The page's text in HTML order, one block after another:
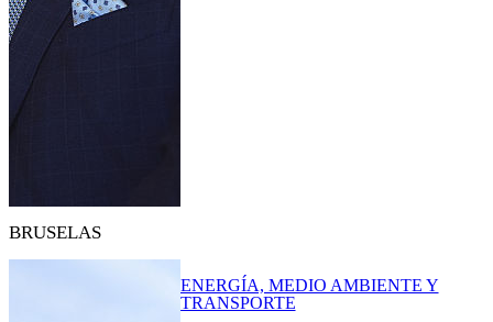
BRUSELAS
ENERGÍA, MEDIO AMBIENTE Y
TRANSPORTE